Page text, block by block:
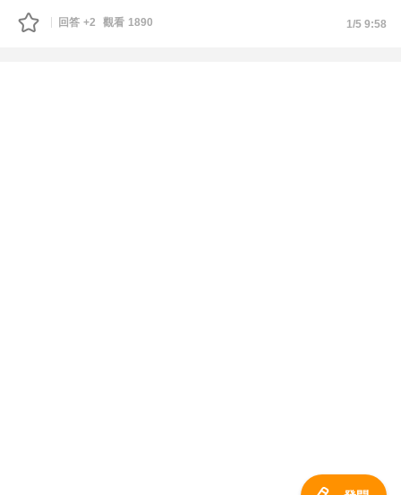
去了結果會不適合，請問我是否要去還是在另外找適合的產
業工作呢？
回答 +2 觀看 1890 1/5 9:58